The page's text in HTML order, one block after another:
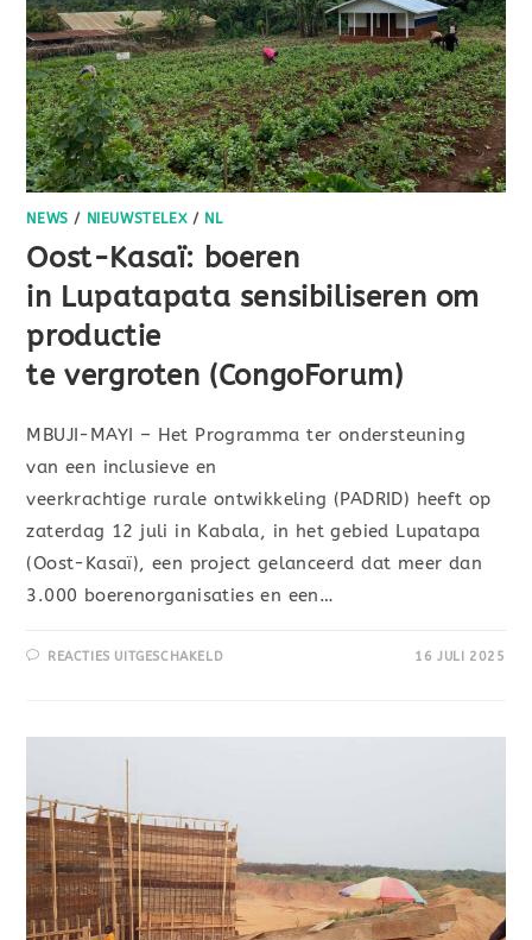
NEWS / NIEUWSTELEX/ NL
Oost-Kasaï: boeren
in Lupatapata sensibiliseren om
productie
te vergroten (CongoForum)
MBUJI-MAYI – Het Programma ter ondersteuning
van een inclusieve en
veerkrachtige rurale ontwikkeling (PADRID) heeft op
zaterdag 12 juli in Kabala, in het gebied Lupatapa
(Oost-Kasaï), een project gelanceerd dat meer dan
3.000 boerenorganisaties en een…
REACTIES UITGESCHAKELD 16 JULI 2025